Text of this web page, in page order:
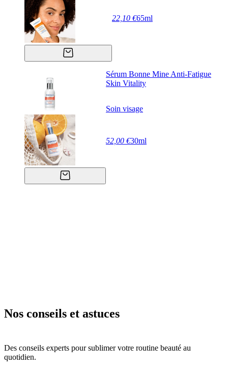
22,10 €65ml
Sérum Bonne Mine Anti-Fatigue
Skin Vitality
Soin visage
52,00 €30ml
Nos conseils et astuces
Des conseils experts pour sublimer votre routine beauté au
quotidien.